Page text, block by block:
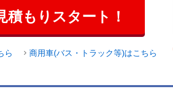
積もりスタート！
ら 商用車(バス・トラック等)はこちら